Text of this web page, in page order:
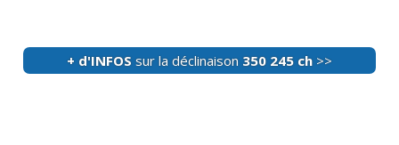
electronique rien ne marche(+)
+ d'INFOS sur la déclinaison 350 245 ch >>